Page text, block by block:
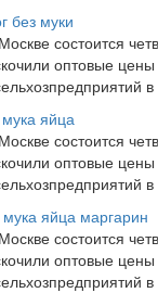
без муки
состоится
оптовые цены
яйца
состоится
оптовые цены
яйца маргарин
состоится
оптовые цены